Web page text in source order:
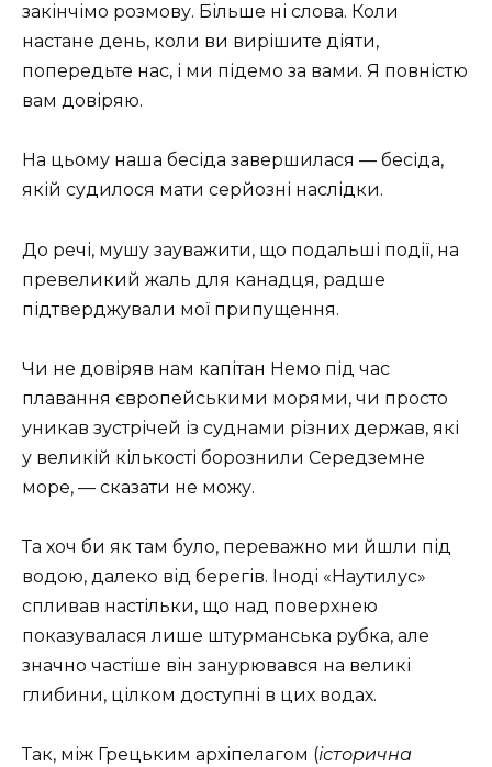
закінчімо розмову. Більше ні слова. Коли
настане день, коли ви вирішите діяти,
попередьте нас, і ми підемо за вами. Я повністю
вам довіряю.
На цьому наша бесіда завершилася — бесіда,
якій судилося мати серйозні наслідки.
До речі, мушу зауважити, що подальші події, на
превеликий жаль для канадця, радше
підтверджували мої припущення.
Чи не довіряв нам капітан Немо під час
плавання європейськими морями, чи просто
уникав зустрічей із суднами різних держав, які
у великій кількості борознили Середземне
море, — сказати не можу.
Та хоч би як там було, переважно ми йшли під
водою, далеко від берегів. Іноді «Наутилус»
спливав настільки, що над поверхнею
показувалася лише штурманська рубка, але
значно частіше він занурювався на великі
глибини, цілком доступні в цих водах.
Так, між Грецьким архіпелагом (історична